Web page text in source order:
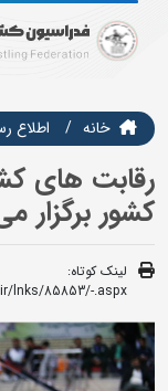
خانه اطلاع
رقابت های
کشور برگزار
لینک کوتاه:
lnks/85853/-.aspx